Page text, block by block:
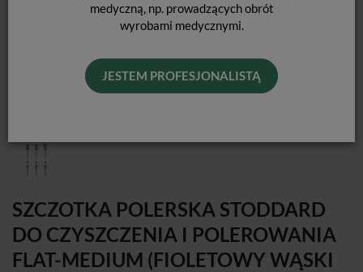
medyczną, np. prowadzących obrót
wyrobami medycznymi.
JESTEM PROFESJONALISTĄ
SZCZOTKA POLERSKA STODDARD
DO CZYSZCZENIA I POLEROWANIA
FLAT-MEDIUM (FIOLETOWY WĄSKI